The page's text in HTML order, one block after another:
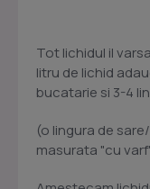
Tot lichidul il
litru de lichid
bucatarie si 3-4
(o lingura de
masurata "cu